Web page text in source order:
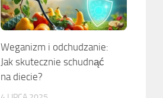
Weganizm i odchudzanie:
Jak skutecznie schudnąć
na diecie?